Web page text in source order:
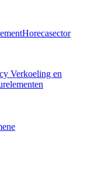
Horecasector
Verkoeling en